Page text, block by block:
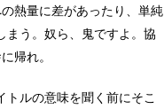
熱量に差があったり、単純
まう。奴ら、鬼ですよ。協
帰れ。
ルの意味を聞く前にそこ